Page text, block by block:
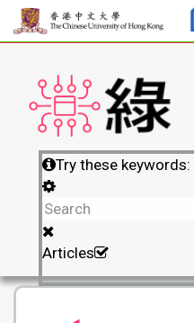
Try these keywords:
Articles